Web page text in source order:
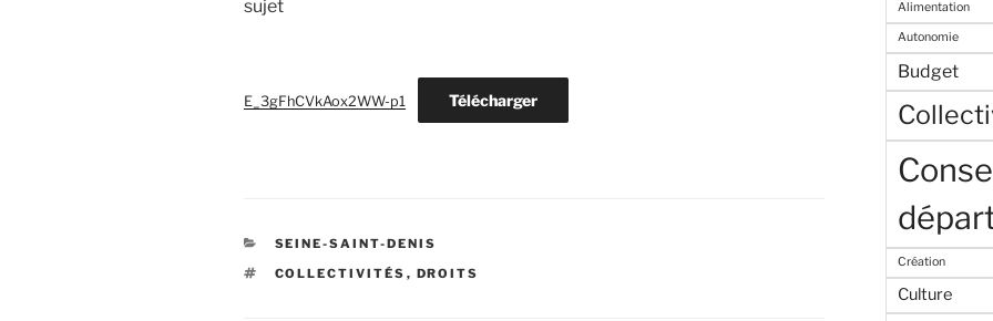
sujet
E_3gFhCVkAox2WW-p1 Télécharger
CATÉGORIES
SEINE-SAINT-DENIS
ÉTIQUETTES
COLLECTIVITÉS , DROITS
Alimentation
Autonomie
Budget
Création
Culture